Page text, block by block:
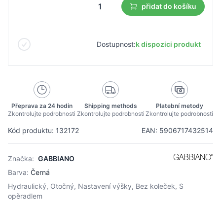
Kód produktu: 132172 EAN: 5906717432514
Značka: GABBIANO
Barva: Černá
Hydraulický, Otočný, Nastavení výšky, Bez koleček, S
opěradlem
přidat do košíku
Dostupnost:k dispozici produkt
Přeprava za 24 hodin
Zkontrolujte podrobnosti
Shipping methods
Zkontrolujte podrobnosti
Platební metody
Zkontrolujte podrobnosti